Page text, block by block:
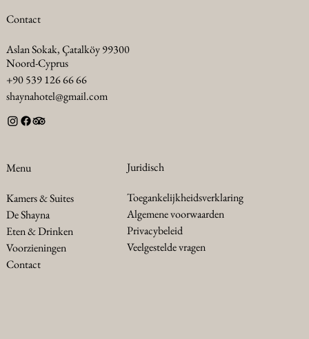
Contact
Aslan Sokak, Çatalköy 99300
Noord-Cyprus
+90 539 126 66 66
shaynahotel@gmail.com
Menu
Kamers & Suites
De Shayna
Eten & Drinken
Voorzieningen
Contact
Juridisch
Toegankelijkheidsverklaring
Algemene voorwaarden
Privacybeleid
Veelgestelde vragen